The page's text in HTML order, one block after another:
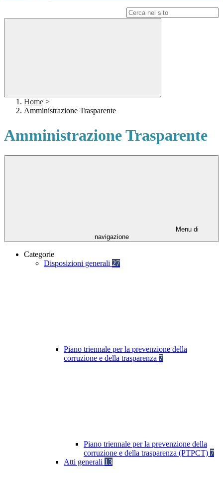
Home >
Amministrazione Trasparente
Amministrazione Trasparente
Menu di
navigazione
Categorie
Disposizioni generali 27
Piano triennale per la prevenzione della
corruzione e della trasparenza 7
Piano triennale per la prevenzione della
corruzione e della trasparenza (PTPCT) 7
Atti generali 13